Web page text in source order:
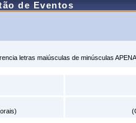
de Eventos
letras maiúsculas de minúsculas